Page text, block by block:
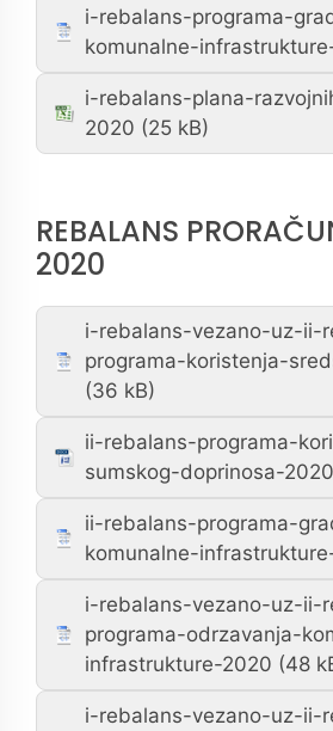
i-rebalans-programa-
komunalne-
i-rebalans-plana-
2020
REBALANS
2020
i-rebalans-vezano-uz-ii-
programa-koristenja-
ii-rebalans-programa-
sumskog-doprinosa-2020
ii-rebalans-programa-
komunalne-
i-rebalans-vezano-uz-ii-
programa-odrzavanja-
infrastrukture-2020
i-rebalans-vezano-uz-ii-